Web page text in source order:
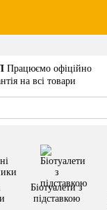
Працюємо офіційно
на всі товари
Біотуалети з
підставкою